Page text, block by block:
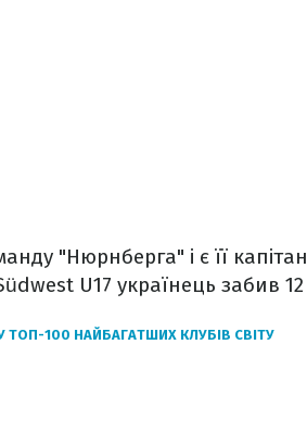
"Нюрнберга" і є її
U17 українець забив 12
100 НАЙБАГАТШИХ КЛУБІВ СВІТУ